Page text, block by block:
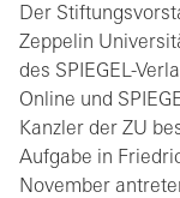
Der
Zeppelin
des SPIEGEL-
Online und
Kanzler der ZU
Aufgabe in
November